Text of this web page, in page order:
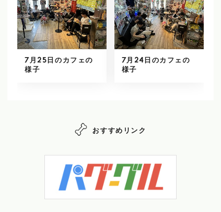
7月25日のカフェの
様子
7月24日のカフェの
様子
おすすめリンク